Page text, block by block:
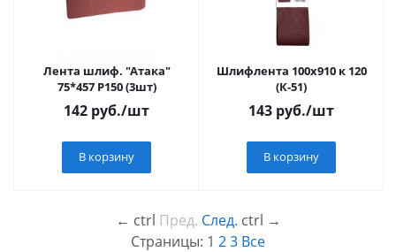
Лента шлиф. "Атака"
75*457 Р150 (3шт)
142 руб./шт
В корзину
Шлифлента 100х910 к 120
(К-51)
143 руб./шт
В корзину
← ctrl Пред. След. ctrl →
Страницы: 1 23 Все